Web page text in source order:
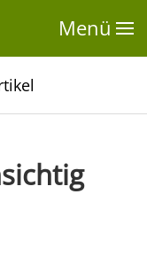
Menü